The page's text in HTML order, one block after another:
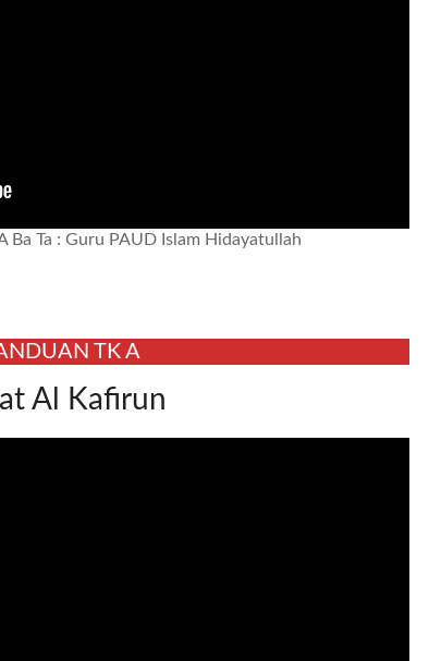
Ba Ta : Guru PAUD Islam Hidayatullah
TK A
Al Kafirun